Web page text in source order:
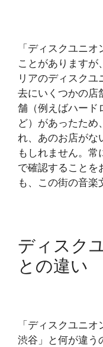
「ディスクユニ
ことがありますが
リアのディスク
去にいくつかの店
舗（例えばハード
ど）があったため
れ、あのお店がな
もしれません。常
で確認することを
も、この街の音楽
ディスク
との違い
「ディスクユニ
渋谷」と何が違う